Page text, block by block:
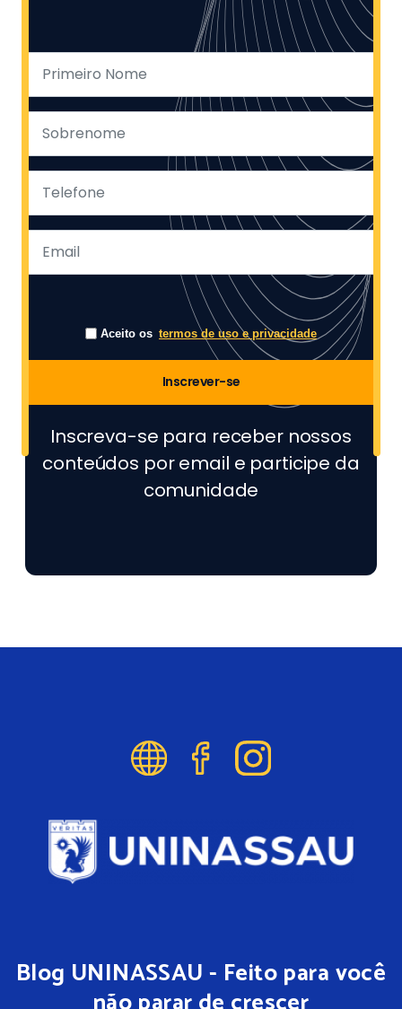
Aceito os termos de uso e privacidade
Inscrever-se
Inscreva-se para receber nossos
conteúdos por email e participe da
comunidade
Blog UNINASSAU - Feito para você